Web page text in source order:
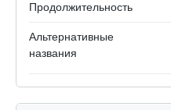
Продолжительность
Альтернативные
названия